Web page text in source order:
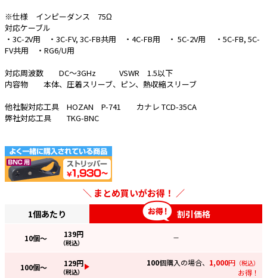
※仕様 インピーダンス 75Ω
対応ケーブル
・3C-2V用 ・3C-FV, 3C-FB共用 ・4C-FB用 ・ 5C-2V用 ・5C-FB, 5C-
FV共用 ・RG6/U用
対応周波数 DC～3GHz VSWR 1.5以下
内容物 本体、圧着スリーブ、ピン、熱収縮スリーブ
他社製対応工具 HOZAN P-741 カナレ TCD-35CA
弊社対応工具 TKG-BNC
まとめ買いがお得！
1個あたり 割引価格
10個～ 139円
（税込）
—
100個～ 129円
（税込）
100個購入の場合、 1,000円 （税込）
お得！